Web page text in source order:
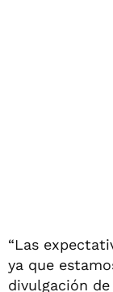
“Las
ya que
divulgación